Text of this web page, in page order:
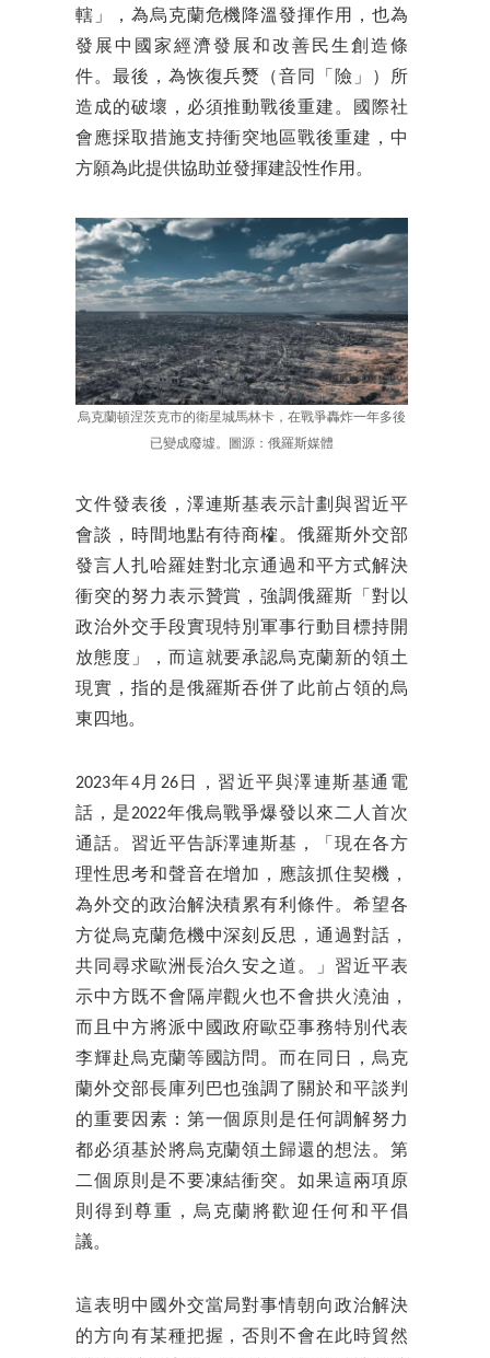
轄」，為烏克蘭危機降溫發揮作用，也為
發展中國家經濟發展和改善民生創造條
件。最後，為恢復兵燹（音同「險」）所
造成的破壞，必須推動戰後重建。國際社
會應採取措施支持衝突地區戰後重建，中
方願為此提供協助並發揮建設性作用。
烏克蘭頓涅茨克市的衛星城馬林卡，在戰爭轟炸一年多後
已變成廢墟。圖源：俄羅斯媒體
文件發表後，澤連斯基表示計劃與習近平
會談，時間地點有待商榷。俄羅斯外交部
發言人扎哈羅娃對北京通過和平方式解決
衝突的努力表示贊賞，強調俄羅斯「對以
政治外交手段實現特別軍事行動目標持開
放態度」，而這就要承認烏克蘭新的領土
現實，指的是俄羅斯吞併了此前占領的烏
東四地。
2023年4月26日，習近平與澤連斯基通電
話，是2022年俄烏戰爭爆發以來二人首次
通話。習近平告訴澤連斯基，「現在各方
理性思考和聲音在增加，應該抓住契機，
為外交的政治解決積累有利條件。希望各
方從烏克蘭危機中深刻反思，通過對話，
共同尋求歐洲長治久安之道。」習近平表
示中方既不會隔岸觀火也不會拱火澆油，
而且中方將派中國政府歐亞事務特別代表
李輝赴烏克蘭等國訪問。而在同日，烏克
蘭外交部長庫列巴也強調了關於和平談判
的重要因素：第一個原則是任何調解努力
都必須基於將烏克蘭領土歸還的想法。第
二個原則是不要凍結衝突。如果這兩項原
則得到尊重，烏克蘭將歡迎任何和平倡
議。
這表明中國外交當局對事情朝向政治解決
的方向有某種把握，否則不會在此時貿然